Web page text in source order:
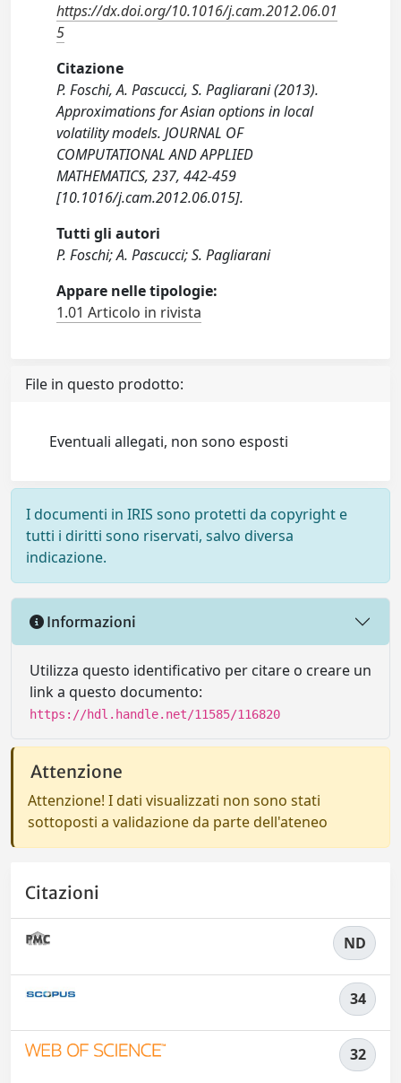
https://dx.doi.org/10.1016/j.cam.2012.06.01
5
Citazione
P. Foschi, A. Pascucci, S. Pagliarani (2013).
Approximations for Asian options in local
volatility models. JOURNAL OF
COMPUTATIONAL AND APPLIED
MATHEMATICS, 237, 442-459
[10.1016/j.cam.2012.06.015].
Tutti gli autori
P. Foschi; A. Pascucci; S. Pagliarani
Appare nelle tipologie:
1.01 Articolo in rivista
File in questo prodotto:
Eventuali allegati, non sono esposti
I documenti in IRIS sono protetti da copyright e
tutti i diritti sono riservati, salvo diversa
indicazione.
Informazioni
Utilizza questo identificativo per citare o creare un
link a questo documento:
https://hdl.handle.net/11585/116820
Attenzione
Attenzione! I dati visualizzati non sono stati
sottoposti a validazione da parte dell'ateneo
Citazioni
ND
34
32